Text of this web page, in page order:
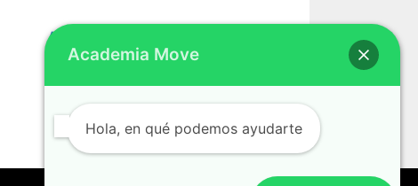
Acceder
Feed de entradas
Feed de comentarios
WordPress.org
Academia Move
Hola, en qué podemos ayudarte